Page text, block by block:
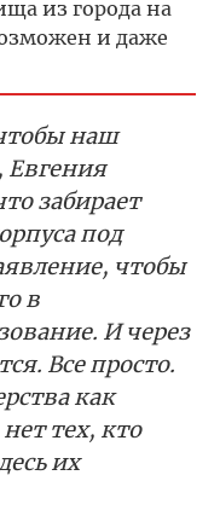
из города на
и даже
наш
забирает
под
чтобы
в
И через
Все просто.
как
тех, кто
их